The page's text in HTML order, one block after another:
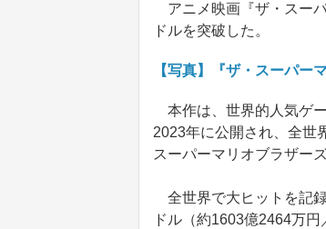
アニメ映画『ザ・スー
ドルを突破した。
【写真】『ザ・スーパー
本作は、世界的人気ゲ
2023年に公開され、全世
スーパーマリオブラザー
全世界で大ヒットを記
ドル（約1603億2464万